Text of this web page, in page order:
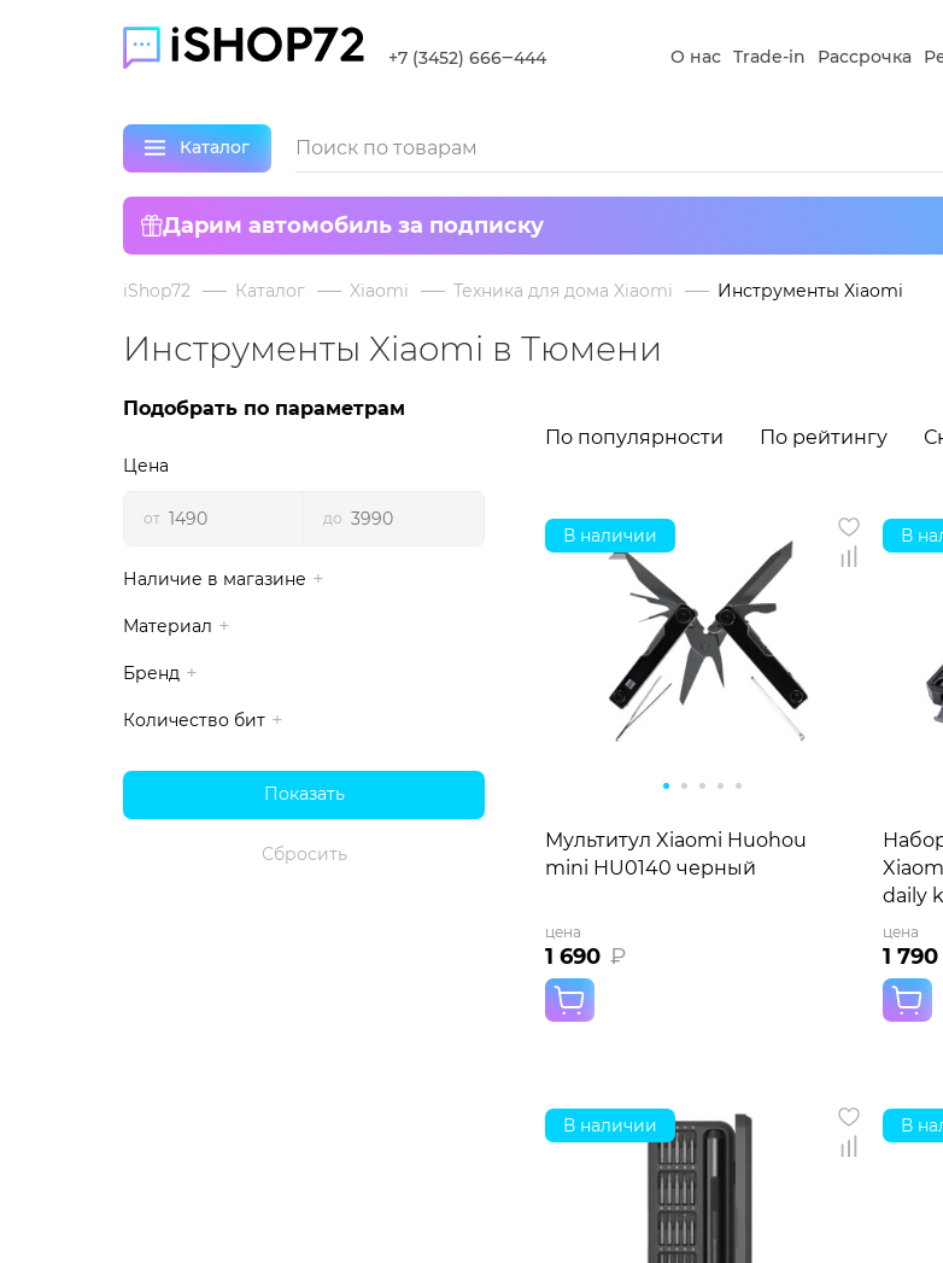
+7 (3452) 666‒444 О нас Trade-in Рассрочка
Каталог
Дарим автомобиль за подписку
iShop72 Каталог Xiaomi Техника для дома Xiaomi Инструменты Xiaomi
Инструменты Xiaomi в Тюмени
Подобрать по параметрам
Цена
от до
Наличие в магазине
Материал
Бренд
Количество бит
По популярности По рейтингу
В наличии
Мультитул Xiaomi Huohou
mini HU0140 черный
цена
1 690 ₽
В
daily
цена
1 790
В наличии В